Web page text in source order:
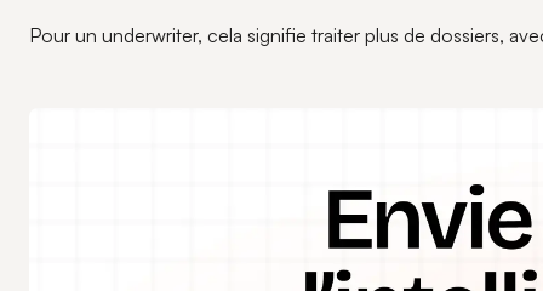
Pour un underwriter, cela signifie traiter plus de dossiers,